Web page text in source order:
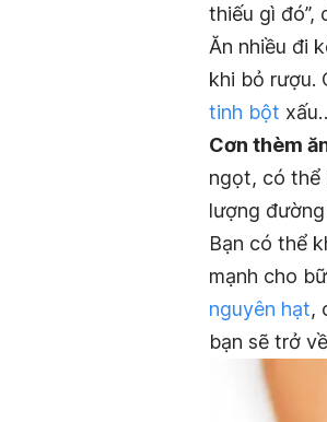
thiếu gì đó”,
Ăn nhiều đi
khi bỏ rượu.
tinh bột
Cơn thèm
ngọt, có thể
lượng
Bạn có thể
mạnh cho
nguyên hạt,
bạn sẽ trở